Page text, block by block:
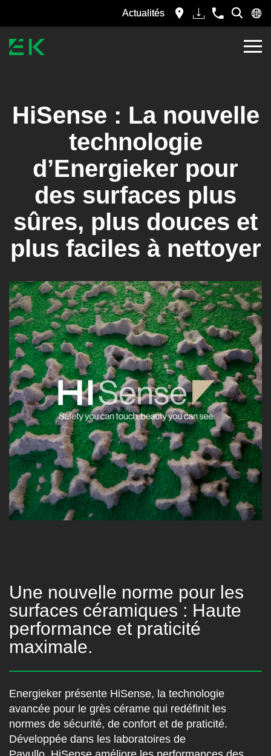
Actualités
HiSense : La nouvelle
technologie
d’Energieker pour
des surfaces plus
sûres, plus douces et
plus faciles à nettoyer
Une nouvelle norme pour les
surfaces céramiques : Haute
performance et praticité
maximale.
Energieker présente HiSense, la technologie
avancée pour le grès cérame qui redéfinit les
normes de sécurité, de confort et de praticité.
Développée dans les laboratoires de